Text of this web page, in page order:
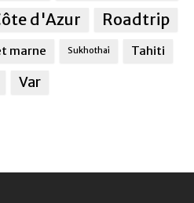
d'Azur Roadtrip
marne Sukhothai Tahiti
Var